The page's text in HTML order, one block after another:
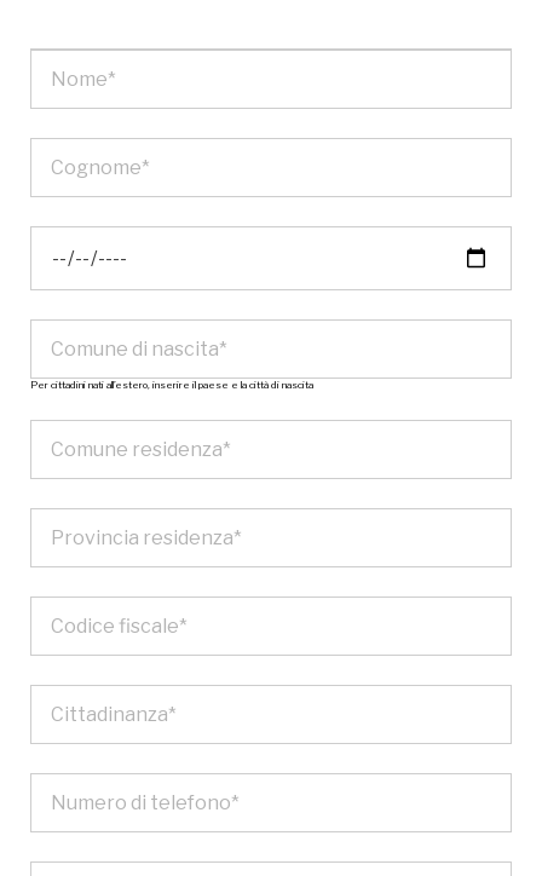
Per cittadini nati all’estero, inserire il paese e la città di nascita